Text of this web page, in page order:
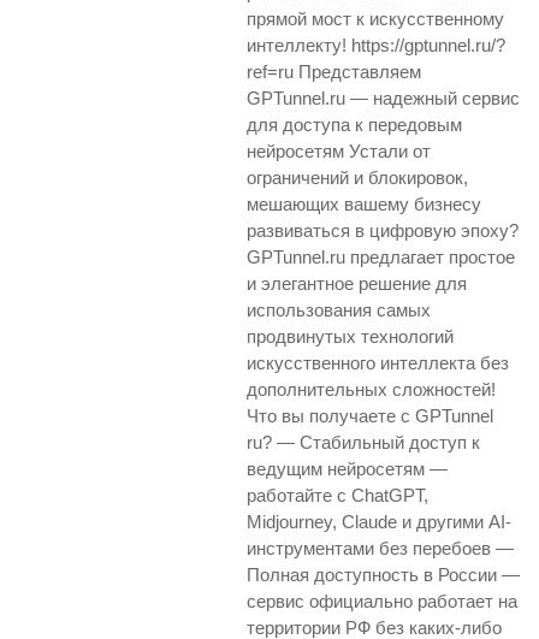
прямой мост к искусственному
интеллекту! https://gptunnel.ru/?
ref=ru Представляем
GPTunnel.ru — надежный сервис
для доступа к передовым
нейросетям Устали от
ограничений и блокировок,
мешающих вашему бизнесу
развиваться в цифровую эпоху?
GPTunnel.ru предлагает простое
и элегантное решение для
использования самых
продвинутых технологий
искусственного интеллекта без
дополнительных сложностей!
Что вы получаете с GPTunnel
ru? — Стабильный доступ к
ведущим нейросетям —
работайте с ChatGPT,
Midjourney, Claude и другими AI-
инструментами без перебоев —
Полная доступность в России —
сервис официально работает на
территории РФ без каких-либо